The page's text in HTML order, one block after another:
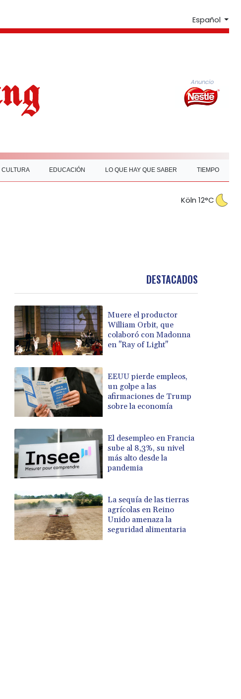
Español
Anuncio
CULTURA EDUCACIÓN LO QUE HAY QUE SABER TIEMPO
Köln 12°C
DESTACADOS
Muere el productor
William Orbit, que
colaboró con Madonna
en "Ray of Light"
EEUU pierde empleos,
un golpe a las
afirmaciones de Trump
sobre la economía
El desempleo en Francia
sube al 8,3%, su nivel
más alto desde la
pandemia
La sequía de las tierras
agrícolas en Reino
Unido amenaza la
seguridad alimentaria